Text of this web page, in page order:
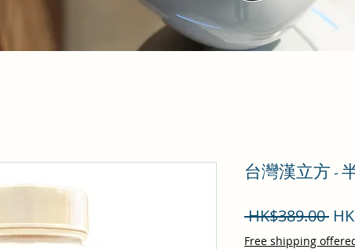
台灣漢立方 -
HK$389.00 一
般
Free shipping